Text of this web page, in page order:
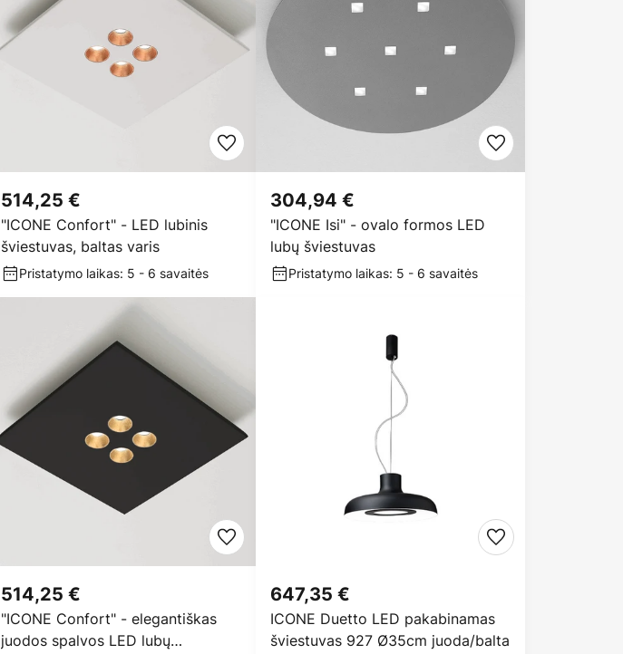
"ICONE Confort" - LED lubinis
šviestuvas, baltas varis
514,25 €
Pristatymo laikas: 5 - 6 savaitės
"ICONE Isi" - ovalo formos LED
lubų šviestuvas
304,94 €
Pristatymo laikas: 5 - 6 savaitės
"ICONE Confort" - elegantiškas
juodos spalvos LED lubų
514,25 €
ICONE Duetto LED pakabinamas
šviestuvas 927 Ø35cm juoda/balta
647,35 €